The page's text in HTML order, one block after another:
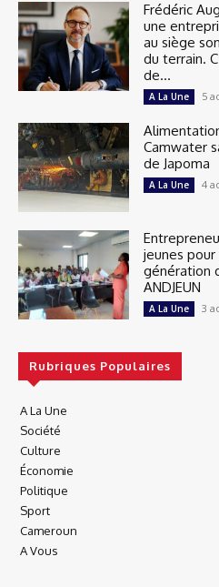
Frédéric
une
au siège
du terrain.
de...
A La Une 5
Camwater
de Japoma
A La Une 4
jeunes
génération
ANDJEUN
A La Une 3
Rubriques Populaires
A La Une
Société
Culture
Économie
Politique
Sport
Cameroun
A Vous